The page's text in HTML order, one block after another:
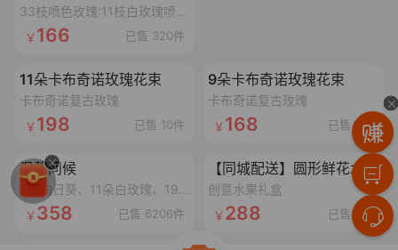
33枝喷色玫瑰:11枝白玫瑰喷碎冰蓝漆,11枝白玫瑰喷丁香紫漆,11枝白玫瑰喷香妃粉漆,搭配3个同色满天星,1条丝带,2个鱼尾纱蝴蝶结,1个灯串
166 已售 320件
加载失败,点击重试
11朵卡布奇诺玫瑰花束
卡布奇诺复古玫瑰
198 已售 10件
加载失败,点击重试
9朵卡布奇诺玫瑰花束
卡布奇诺复古玫瑰
168 已售 5件
加载失败,点击重试
温馨问候
3朵向日葵、11朵白玫瑰、19朵香槟玫瑰抱抱桶
358 已售 6206件
加载失败,点击重试
【同城配送】圆形鲜花水果礼盒
创意水果礼盒
288 已售 9件